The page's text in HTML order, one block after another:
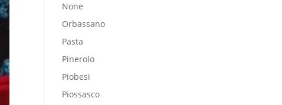
None
Orbassano
Pasta
Pinerolo
Piobesi
Piossasco